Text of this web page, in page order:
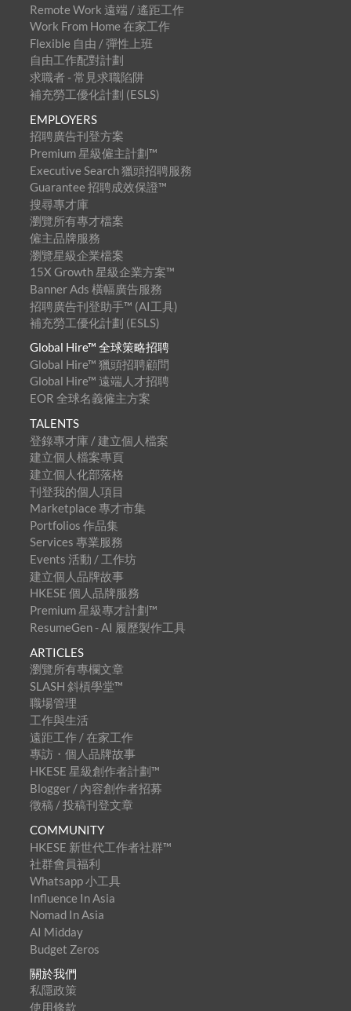
Remote Work 遠端 / 遙距工作
Work From Home 在家工作
Flexible 自由 / 彈性上班
自由工作配對計劃
求職者 - 常見求職陷阱
補充勞工優化計劃 (ESLS)
EMPLOYERS
招聘廣告刊登方案
Premium 星級僱主計劃™
Executive Search 獵頭招聘服務
Guarantee 招聘成效保證™
搜尋專才庫
瀏覽所有專才檔案
僱主品牌服務
瀏覽星級企業檔案
15X Growth 星級企業方案™
Banner Ads 橫幅廣告服務
招聘廣告刊登助手™ (AI工具)
補充勞工優化計劃 (ESLS)
Global Hire™ 全球策略招聘
Global Hire™ 獵頭招聘顧問
Global Hire™ 遠端人才招聘
EOR 全球名義僱主方案
TALENTS
登錄專才庫 / 建立個人檔案
建立個人檔案專頁
建立個人化部落格
刊登我的個人項目
Marketplace 專才市集
Portfolios 作品集
Services 專業服務
Events 活動 / 工作坊
建立個人品牌故事
HKESE 個人品牌服務
Premium 星級專才計劃™
ResumeGen - AI 履歷製作工具
ARTICLES
瀏覽所有專欄文章
SLASH 斜槓學堂™
職場管理
工作與生活
遠距工作 / 在家工作
專訪・個人品牌故事
HKESE 星級創作者計劃™
Blogger / 內容創作者招募
徵稿 / 投稿刊登文章
COMMUNITY
HKESE 新世代工作者社群™
社群會員福利
Whatsapp 小工具
Influence In Asia
Nomad In Asia
AI Midday
Budget Zeros
關於我們
私隱政策
使用條款